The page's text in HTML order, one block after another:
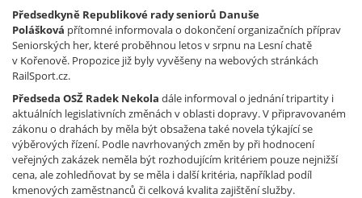
Předsedkyně Republikové rady seniorů Danuše
Polášková přítomné informovala o dokončení organizačních příprav
Seniorských her, které proběhnou letos v srpnu na Lesní chatě
v Kořenově. Propozice již byly vyvěšeny na webových stránkách
RailSport.cz.
Předseda OSŽ Radek Nekola dále informoval o jednání tripartity i
aktuálních legislativních změnách v oblasti dopravy. V připravovaném
zákonu o drahách by měla být obsažena také novela týkající se
výběrových řízení. Podle navrhovaných změn by při hodnocení
veřejných zakázek neměla být rozhodujícím kritériem pouze nejnižší
cena, ale zohledňovat by se měla i další kritéria, například podíl
kmenových zaměstnanců či celková kvalita zajištění služby.